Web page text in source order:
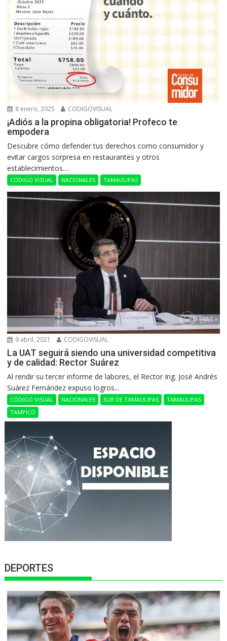
8 enero, 2025 CODIGOVISUAL
¡Adiós a la propina obligatoria! Profeco te
empodera
Descubre cómo defender tus derechos como consumidor y
evitar cargos sorpresa en restaurantes y otros
establecimientos....
CÓDIGO VISUAL NACIONALES TAMAULIPAS
9 abril, 2021 CODIGOVISUAL
La UAT seguirá siendo una universidad competitiva
y de calidad: Rector Suárez
Al rendir su tercer informe de labores, el Rector Ing. José Andrés
Suárez Fernández expuso logros...
CÓDIGO VISUAL NACIONALES SUR DE TAMAULIPAS
TAMAULIPAS
TAMPICO
DEPORTES